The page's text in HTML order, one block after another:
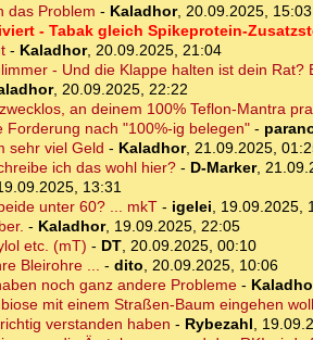
das Problem - Kaladhor, 20.09.2025, 15:03
- Tabak gleich Spikeprotein-
- Kaladhor, 20.09.2025, 21:04
- Und die Klappe halten ist dein Rat?
, 20.09.2025, 22:22
an deinem 100% Teflon-Mantra
Forderung nach "100%-ig belegen"-
sehr viel Geld - Kaladhor, 21.09.2025,
ich das wohl hier?- D-Marker,
13:31
unter 60? ... mkT- igelei, 19.09.2025,
- Kaladhor, 19.09.2025, 22:05
etc. (mT) - DT, 20.09.2025, 00:10
Bleirohre ... - dito, 20.09.2025, 10:06
noch ganz andere Probleme-
mit einem Straßen-Baum eingehen
verstanden haben - Rybezahl,